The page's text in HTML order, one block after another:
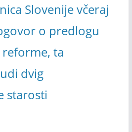
Slovenije včeraj
o predlogu
ta
dvig
starosti